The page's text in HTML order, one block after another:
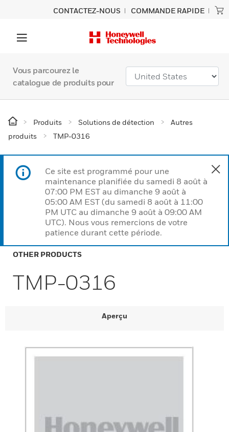
CONTACTEZ-NOUS COMMANDE RAPIDE
Vous parcourez le
catalogue de produits pour
Produits Solutions de détection
Autres
produits
TMP-0316
Ce site est programmé pour une
maintenance planifiée du samedi 8 août à
07:00 PM EST au dimanche 9 août à
05:00 AM EST (du samedi 8 août à 11:00
PM UTC au dimanche 9 août à 09:00 AM
UTC). Nous vous remercions de votre
patience durant cette période.
OTHER PRODUCTS
TMP-0316
Aperçu